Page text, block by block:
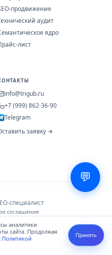
продвижение
аудит
ядро
лист
info@trigub.ru
+7 (999) 862-36-90
Telegram
заявку →
специалист
соглашение
и не является публичной
аналитики
сайта. Продолжая
Политикой
Принять
💬